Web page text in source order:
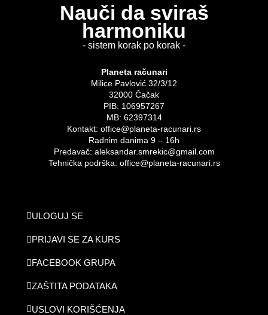
Nauči da sviraš
harmoniku
- sistem korak po korak -
Planeta računari
Milice Pavlović 32/3/12
32000 Čačak
PIB: 106957267
MB: 62397314
Kontakt: office@planeta-racunari.rs
Radnim danima 9 – 16h
Predavač: aleksandar.smrekic@gmail.com
Tehnička podrška: office@planeta-racunari.rs
ULOGUJ SE
PRIJAVI SE ZA KURS
FACEBOOK GRUPA
ZAŠTITA PODATAKA
USLOVI KORIŠĆENJA